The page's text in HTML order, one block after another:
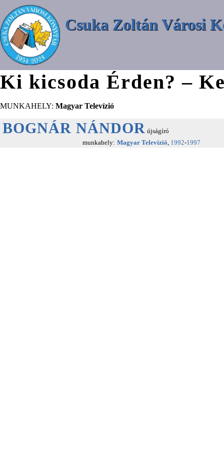
Csuka Zoltán Városi
Ki kicsoda Érden? –
MUNKAHELY: Magyar Televízió
BOGNÁR NÁNDOR újságíró
munkahely: Magyar Televízió, 1992-1997